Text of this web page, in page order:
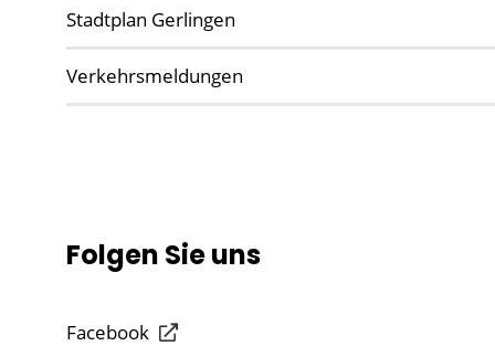
Stadtplan Gerlingen
Verkehrsmeldungen
Folgen Sie uns
Facebook